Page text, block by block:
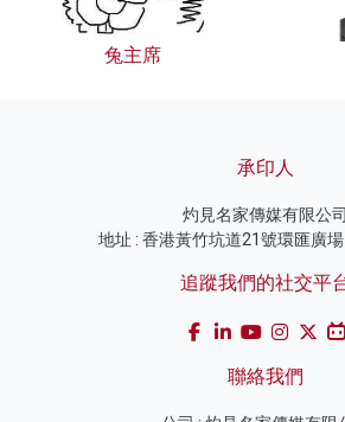
兔主席
承印人
灼見名家傳媒有限公司
地址 : 香港黃竹坑道21號環匯廣
追蹤我們的社交平
聯絡我們